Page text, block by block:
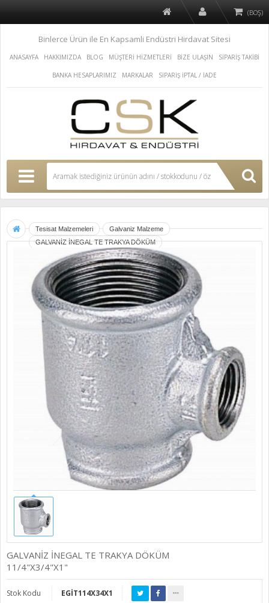
(BOŞ)
Binlerce Ürün ile En Kapsamli Endüstri Hirdavat Sitesi
ANASAYFA HAKKIMIZDA BLOG MÜŞTERİ HİZMETLERİ BİZE ULAŞIN SİPARİŞ TAKİBİ
BANKA HESAPLARIMIZ MARKALAR SİPARİŞ İPTAL / İADE
Tesisat Malzemeleri
Galvaniz Malzeme
GALVANİZ İNEGAL TE TRAKYA DÖKÜM
GALVANİZ İNEGAL TE TRAKYA DÖKÜM
11/4"X3/4"X1"
Stok Kodu EGİT114X34X1